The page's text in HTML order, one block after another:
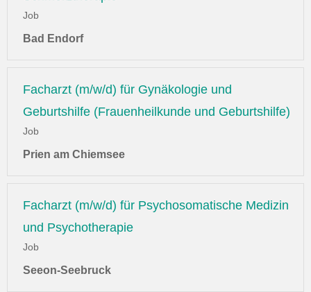
Job
Bad Endorf
Facharzt (m/w/d) für Gynäkologie und
Geburtshilfe (Frauenheilkunde und Geburtshilfe)
Job
Prien am Chiemsee
Facharzt (m/w/d) für Psychosomatische Medizin
und Psychotherapie
Job
Seeon-Seebruck